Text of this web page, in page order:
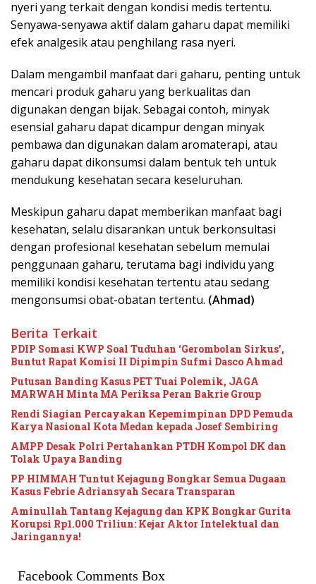
nyeri yang terkait dengan kondisi medis tertentu.
Senyawa-senyawa aktif dalam gaharu dapat memiliki
efek analgesik atau penghilang rasa nyeri.
Dalam mengambil manfaat dari gaharu, penting untuk
mencari produk gaharu yang berkualitas dan
digunakan dengan bijak. Sebagai contoh, minyak
esensial gaharu dapat dicampur dengan minyak
pembawa dan digunakan dalam aromaterapi, atau
gaharu dapat dikonsumsi dalam bentuk teh untuk
mendukung kesehatan secara keseluruhan.
Meskipun gaharu dapat memberikan manfaat bagi
kesehatan, selalu disarankan untuk berkonsultasi
dengan profesional kesehatan sebelum memulai
penggunaan gaharu, terutama bagi individu yang
memiliki kondisi kesehatan tertentu atau sedang
mengonsumsi obat-obatan tertentu. (Ahmad)
Berita Terkait
PDIP Somasi KWP Soal Tuduhan ‘Gerombolan Sirkus’,
Buntut Rapat Komisi II Dipimpin Sufmi Dasco Ahmad
Putusan Banding Kasus PET Tuai Polemik, JAGA
MARWAH Minta MA Periksa Peran Bakrie Group
Rendi Siagian Percayakan Kepemimpinan DPD Pemuda
Karya Nasional Kota Medan kepada Josef Sembiring
AMPP Desak Polri Pertahankan PTDH Kompol DK dan
Tolak Upaya Banding
PP HIMMAH Tuntut Kejagung Bongkar Semua Dugaan
Kasus Febrie Adriansyah Secara Transparan
Aminullah Tantang Kejagung dan KPK Bongkar Gurita
Korupsi Rp1.000 Triliun: Kejar Aktor Intelektual dan
Jaringannya!
Facebook Comments Box